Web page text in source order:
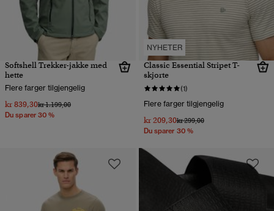
Softshell Trekker-jakke med
hette
Flere farger tilgjengelig
kr 839,30Pris nedsatt fra
kr 1.199,00til
Du sparer 30 %
NYHETER
Classic Essential Stripet T-
skjorte
(1)
Flere farger tilgjengelig
kr 209,30Pris nedsatt fra
kr 299,00til
Du sparer 30 %